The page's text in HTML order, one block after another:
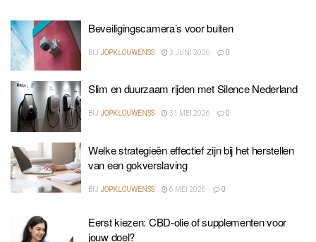
Beveiligingscamera’s voor buiten
BIJ JOPKLOUWENSS 3 JUNI 2026 0
Slim en duurzaam rijden met Silence Nederland
BIJ JOPKLOUWENSS 31 MEI 2026 0
Welke strategieën effectief zijn bij het herstellen
van een gokverslaving
BIJ JOPKLOUWENSS 6 MEI 2026 0
Eerst kiezen: CBD-olie of supplementen voor
jouw doel?